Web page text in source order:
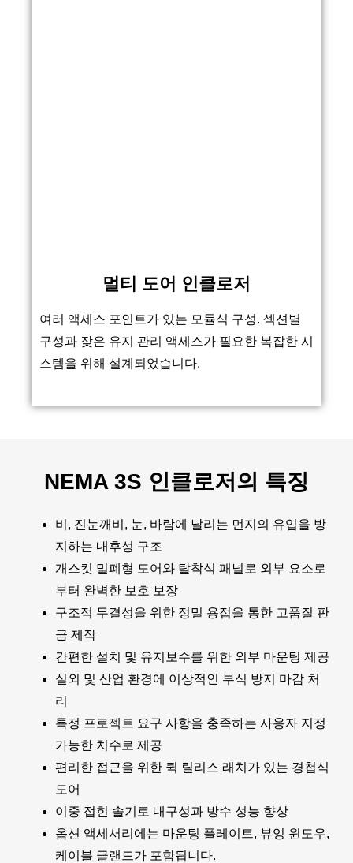
멀티 도어 인클로저
여러 액세스 포인트가 있는 모듈식 구성. 섹션별
구성과 잦은 유지 관리 액세스가 필요한 복잡한 시
스템을 위해 설계되었습니다.
NEMA 3S 인클로저의 특징
비, 진눈깨비, 눈, 바람에 날리는 먼지의 유입을 방
지하는 내후성 구조
개스킷 밀폐형 도어와 탈착식 패널로 외부 요소로
부터 완벽한 보호 보장
구조적 무결성을 위한 정밀 용접을 통한 고품질 판
금 제작
간편한 설치 및 유지보수를 위한 외부 마운팅 제공
실외 및 산업 환경에 이상적인 부식 방지 마감 처
리
특정 프로젝트 요구 사항을 충족하는 사용자 지정
가능한 치수로 제공
편리한 접근을 위한 퀵 릴리스 래치가 있는 경첩식
도어
이중 접힌 솔기로 내구성과 방수 성능 향상
옵션 액세서리에는 마운팅 플레이트, 뷰잉 윈도우,
케이블 글랜드가 포함됩니다.